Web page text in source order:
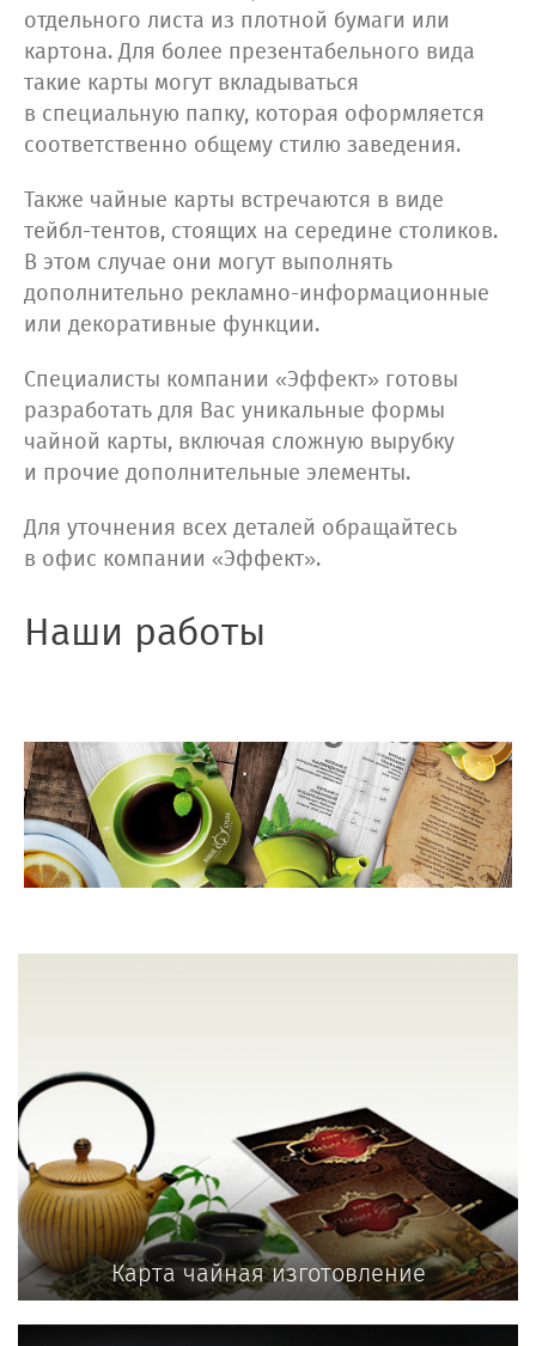
отдельного листа из плотной бумаги или
картона. Для более презентабельного вида
такие карты могут вкладываться
в специальную папку, которая оформляется
соответственно общему стилю заведения.
Также чайные карты встречаются в виде
тейбл-тентов, стоящих на середине столиков.
В этом случае они могут выполнять
дополнительно рекламно-информационные
или декоративные функции.
Специалисты компании «Эффект» готовы
разработать для Вас уникальные формы
чайной карты, включая сложную вырубку
и прочие дополнительные элементы.
Для уточнения всех деталей обращайтесь
в офис компании «Эффект».
Наши работы
Карта чайная изготовление